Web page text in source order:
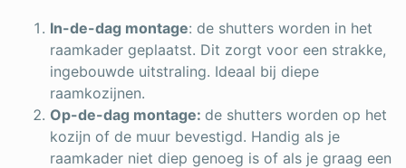
In-de-dag montage: de shutters worden in het
raamkader geplaatst. Dit zorgt voor een strakke,
ingebouwde uitstraling. Ideaal bij diepe
raamkozijnen.
Op-de-dag montage: de shutters worden op het
kozijn of de muur bevestigd. Handig als je
raamkader niet diep genoeg is of als je graag een